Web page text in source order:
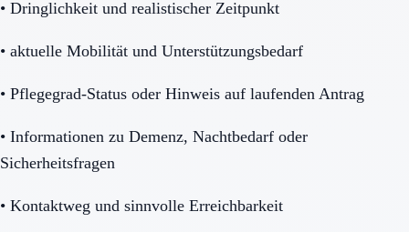
• Dringlichkeit und realistischer Zeitpunkt
• aktuelle Mobilität und Unterstützungsbedarf
• Pflegegrad-Status oder Hinweis auf laufenden Antrag
• Informationen zu Demenz, Nachtbedarf oder
Sicherheitsfragen
• Kontaktweg und sinnvolle Erreichbarkeit